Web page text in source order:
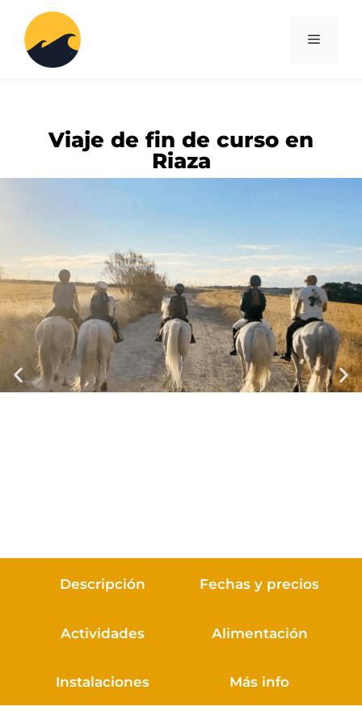
Viaje de fin de curso en
Riaza
Descripción Fechas y precios
Actividades Alimentación
Instalaciones Más info